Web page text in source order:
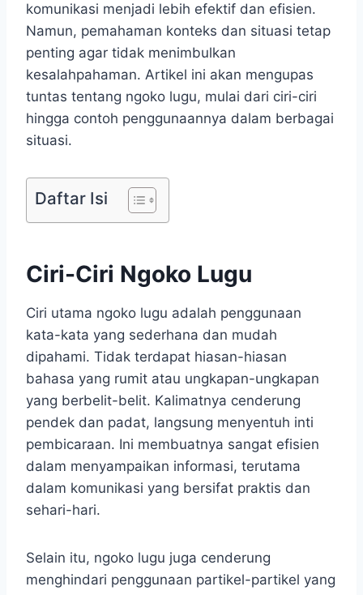
komunikasi menjadi lebih efektif dan efisien.
Namun, pemahaman konteks dan situasi tetap
penting agar tidak menimbulkan
kesalahpahaman. Artikel ini akan mengupas
tuntas tentang ngoko lugu, mulai dari ciri-ciri
hingga contoh penggunaannya dalam berbagai
situasi.
Daftar Isi
Ciri-Ciri Ngoko Lugu
Ciri utama ngoko lugu adalah penggunaan
kata-kata yang sederhana dan mudah
dipahami. Tidak terdapat hiasan-hiasan
bahasa yang rumit atau ungkapan-ungkapan
yang berbelit-belit. Kalimatnya cenderung
pendek dan padat, langsung menyentuh inti
pembicaraan. Ini membuatnya sangat efisien
dalam menyampaikan informasi, terutama
dalam komunikasi yang bersifat praktis dan
sehari-hari.
Selain itu, ngoko lugu juga cenderung
menghindari penggunaan partikel-partikel yang